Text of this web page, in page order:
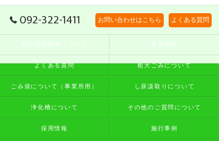
092-322-1411 お問い合わせはこちら よくある質問
糸島環境開発について 事業内容
よくある質問 粗大ごみについて
ごみ袋について（事業所用） し尿汲取りについて
浄化槽について その他のご質問について
採用情報 施行事例